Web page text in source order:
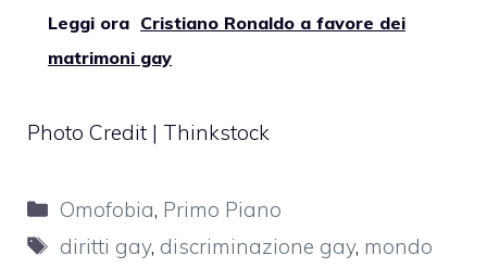
Leggi ora Cristiano Ronaldo a favore dei
matrimoni gay
Photo Credit | Thinkstock
Categorie
Omofobia, Primo Piano
Tag
diritti gay, discriminazione gay, mondo